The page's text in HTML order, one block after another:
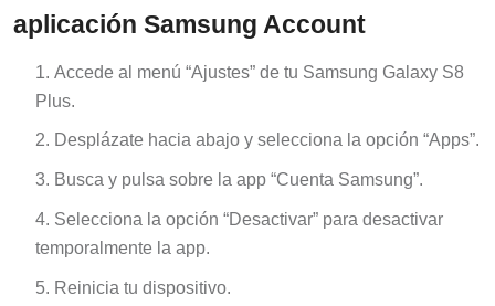
aplicación Samsung Account
Accede al menú “Ajustes” de tu Samsung Galaxy S8
Plus.
Desplázate hacia abajo y selecciona la opción “Apps”.
Busca y pulsa sobre la app “Cuenta Samsung”.
Selecciona la opción “Desactivar” para desactivar
temporalmente la app.
Reinicia tu dispositivo.